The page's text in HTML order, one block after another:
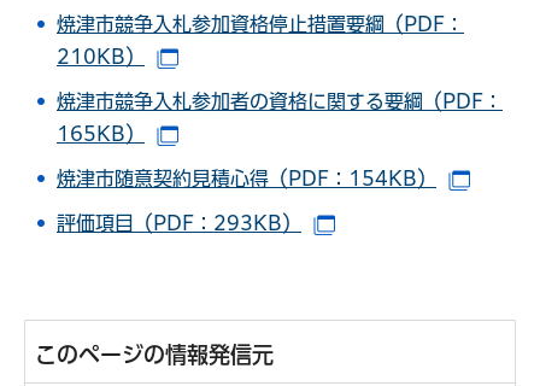
焼津市競争入札参加資格停止措置要綱（PDF：
210KB）
焼津市競争入札参加者の資格に関する要綱（PDF：
165KB）
焼津市随意契約見積心得（PDF：154KB）
評価項目（PDF：293KB）
このページの情報発信元